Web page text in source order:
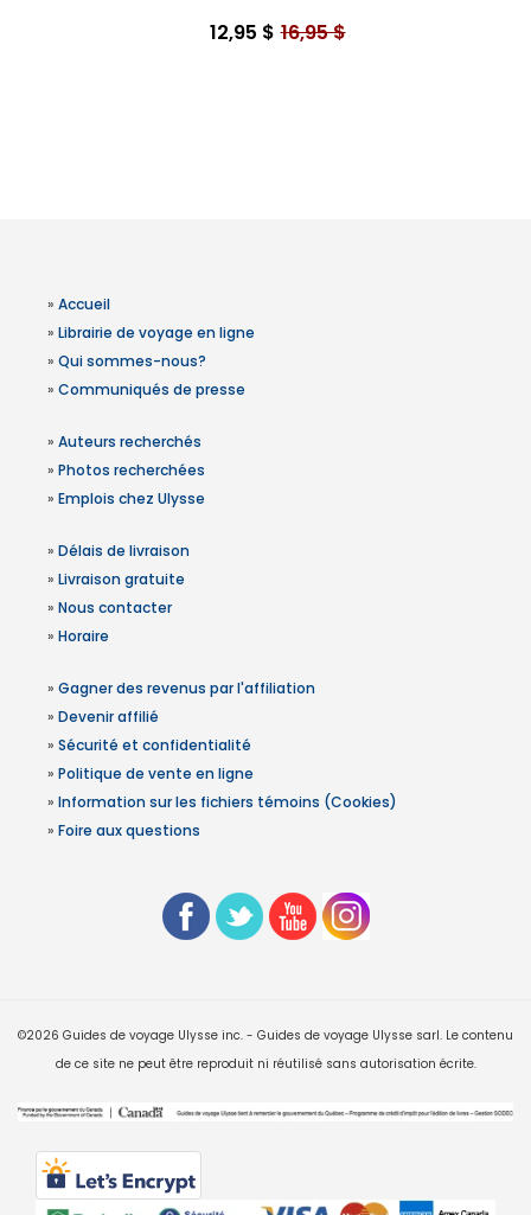
12,95 $ 16,95 $
» Accueil
» Librairie de voyage en ligne
» Qui sommes-nous?
» Communiqués de presse
» Auteurs recherchés
» Photos recherchées
» Emplois chez Ulysse
» Délais de livraison
» Livraison gratuite
» Nous contacter
» Horaire
» Gagner des revenus par l'affiliation
» Devenir affilié
» Sécurité et confidentialité
» Politique de vente en ligne
» Information sur les fichiers témoins (Cookies)
» Foire aux questions
©2026 Guides de voyage Ulysse inc. - Guides de voyage Ulysse sarl. Le contenu
de ce site ne peut être reproduit ni réutilisé sans autorisation écrite.